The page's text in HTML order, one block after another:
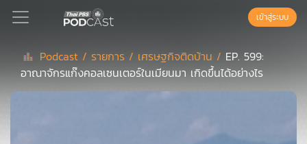
Podcast
เข้าสู่ระบบ
Podcast / รายการ / เศรษฐกิจติดบ้าน / EP. 599:
อาณาจักรแก๊งคอลเซนเตอร์ในเมียนมา เกิดขึ้นได้อย่างไร